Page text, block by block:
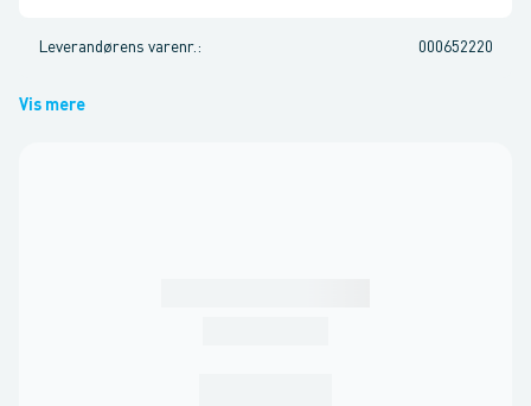
Leverandørens varenr. : 000652220
Vis mere